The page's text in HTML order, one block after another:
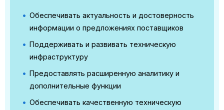
Обеспечивать актуальность и достоверность
информации о предложениях поставщиков
Поддерживать и развивать техническую
инфраструктуру
Предоставлять расширенную аналитику и
дополнительные функции
Обеспечивать качественную техническую